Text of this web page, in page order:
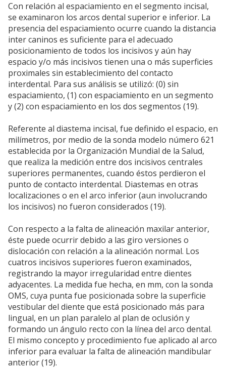
Con relación al espaciamiento en el segmento incisal,
se examinaron los arcos dental superior e inferior. La
presencia del espaciamiento ocurre cuando la distancia
inter caninos es suficiente para el adecuado
posicionamiento de todos los incisivos y aún hay
espacio y/o más incisivos tienen una o más superficies
proximales sin establecimiento del contacto
interdental. Para sus análisis se utilizó: (0) sin
espaciamiento, (1) con espaciamiento en un segmento
y (2) con espaciamiento en los dos segmentos (19).
Referente al diastema incisal, fue definido el espacio, en
milímetros, por medio de la sonda modelo número 621
establecida por la Organización Mundial de la Salud,
que realiza la medición entre dos incisivos centrales
superiores permanentes, cuando éstos perdieron el
punto de contacto interdental. Diastemas en otras
localizaciones o en el arco inferior (aun involucrando
los incisivos) no fueron considerados (19).
Con respecto a la falta de alineación maxilar anterior,
éste puede ocurrir debido a las giro versiones o
dislocación con relación a la alineación normal. Los
cuatros incisivos superiores fueron examinados,
registrando la mayor irregularidad entre dientes
adyacentes. La medida fue hecha, en mm, con la sonda
OMS, cuya punta fue posicionada sobre la superficie
vestibular del diente que está posicionado más para
lingual, en un plan paralelo al plan de oclusión y
formando un ángulo recto con la línea del arco dental.
El mismo concepto y procedimiento fue aplicado al arco
inferior para evaluar la falta de alineación mandibular
anterior (19).